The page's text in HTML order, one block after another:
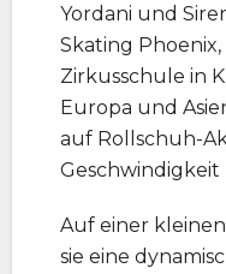
Yordani und
Skating
Zirkusschule in
Europa und
auf Rollschuh-
Geschwindigkeit
Auf einer
sie eine